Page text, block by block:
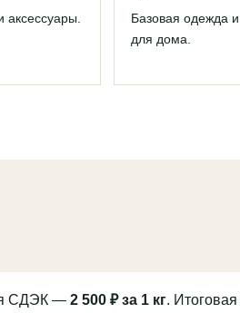
Базовая одежда
для дома.
СДЭК — 2 500 ₽ за 1 кг. Итоговая